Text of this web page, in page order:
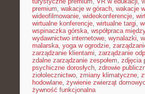
premium, wakacje w górach, wakacje
wideofilmowanie, wideokonferencje,
wirtualne konferencje, wirtualne targi,
wspinaczka górska, współpraca
wydawnictwo internetowe, wynalazki,
malarska, yoga w ogrodzie,
zarządzanie klientami, zarządzanie
zdalne zarządzanie zespołem, zdjęcia
psychiczne dorosłych, zdrowie
ziołolecznictwo, zmiany klimatyczne,
hodowlane, żywienie zwierząt
żywność funkcjonalna